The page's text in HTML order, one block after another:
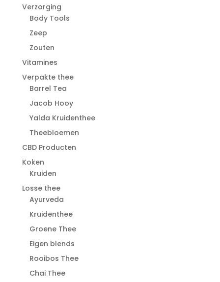
Verzorging
Body Tools
Zeep
Zouten
Vitamines
Verpakte thee
Barrel Tea
Jacob Hooy
Yalda Kruidenthee
Theebloemen
CBD Producten
Koken
Kruiden
Losse thee
Ayurveda
Kruidenthee
Groene Thee
Eigen blends
Rooibos Thee
Chai Thee